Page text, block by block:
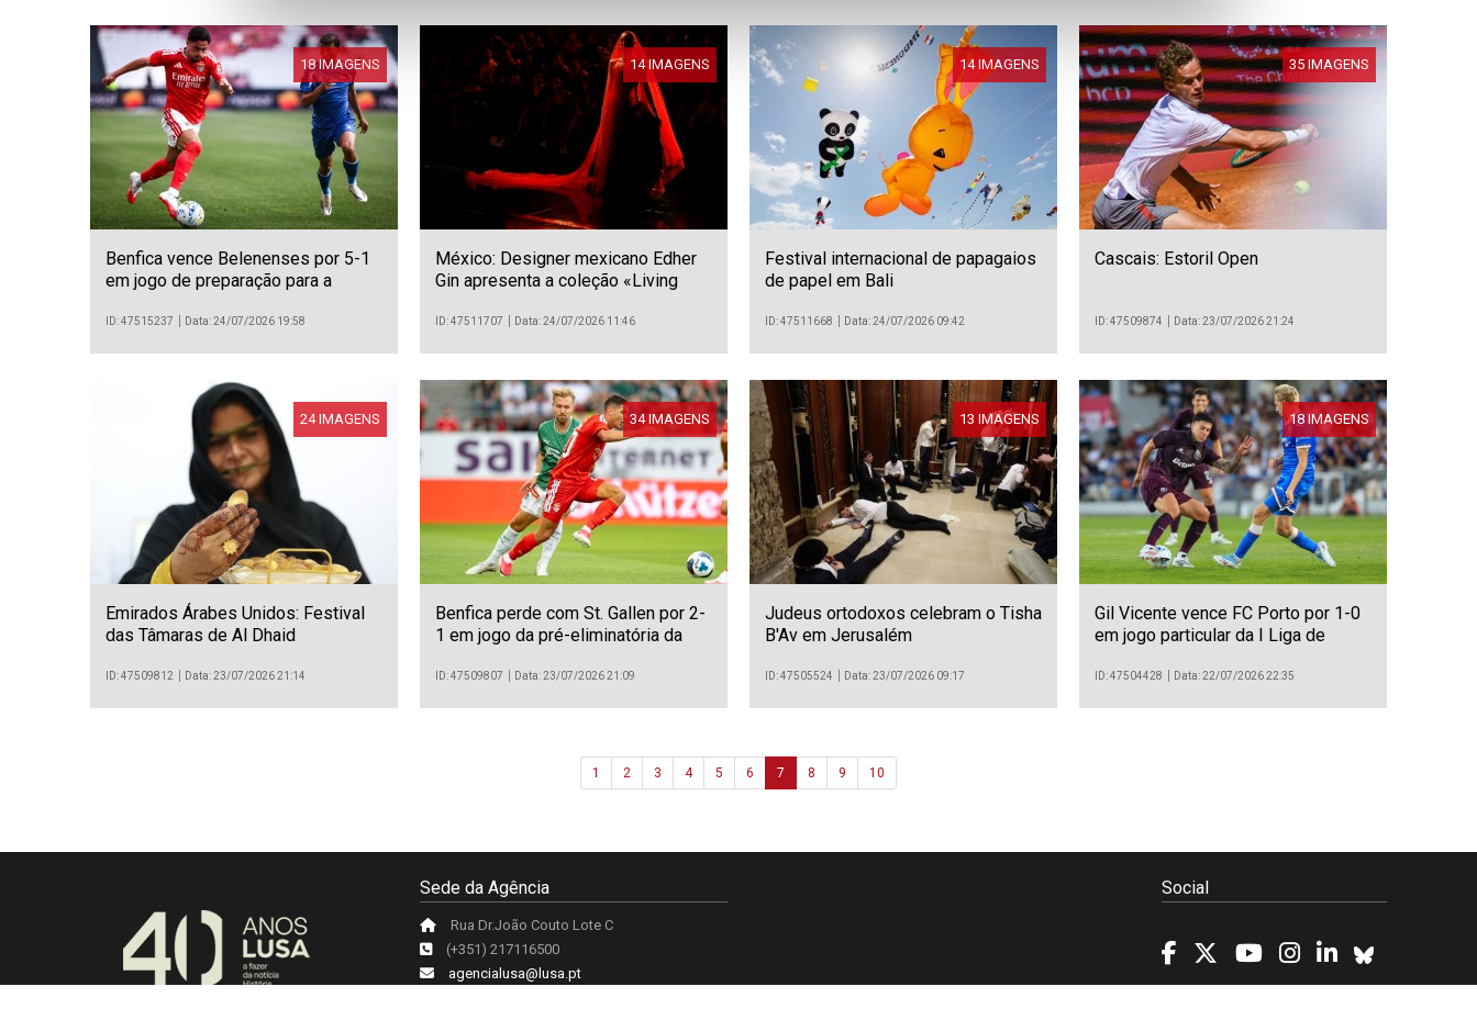
18 IMAGENS
Benfica vence Belenenses por 5-1
em jogo de preparação para a
ID: 47515237 Data: 24/07/2026 19:58
14 IMAGENS
México: Designer mexicano Edher
Gin apresenta a coleção «Living
ID: 47511707 Data: 24/07/2026 11:46
14 IMAGENS
Festival internacional de papagaios
de papel em Bali
ID: 47511668 Data: 24/07/2026 09:42
35 IMAGENS
Cascais: Estoril Open
ID: 47509874 Data: 23/07/2026 21:24
24 IMAGENS
Emirados Árabes Unidos: Festival
das Tâmaras de Al Dhaid
ID: 47509812 Data: 23/07/2026 21:14
34 IMAGENS
Benfica perde com St. Gallen por 2-
1 em jogo da pré-eliminatória da
ID: 47509807 Data: 23/07/2026 21:09
13 IMAGENS
Judeus ortodoxos celebram o Tisha
B'Av em Jerusalém
ID: 47505524 Data: 23/07/2026 09:17
18 IMAGENS
Gil Vicente vence FC Porto por 1-0
em jogo particular da I Liga de
ID: 47504428 Data: 22/07/2026 22:35
1 2 3 4 5 6 7 8 9 10
Sede da Agência
Rua Dr.João Couto Lote C
(+351) 217116500
agencialusa@lusa.pt
Social